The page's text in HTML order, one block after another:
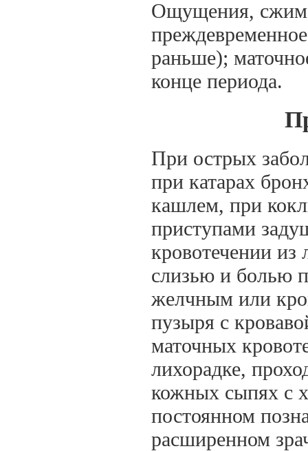
Ощущения,
раньше);
конце периода.
При острых
при катарах
кашлем, при
приступами
кровотечении из
слизью и болью
желчным или
пузыря с
маточных
лихорадке,
кожных сыпях с
постоянном
расширенном